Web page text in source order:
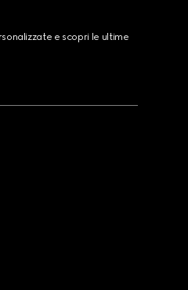
e scopri le ultime